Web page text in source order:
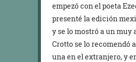
empezó con el poeta
presenté la edición
y se lo mostró a un muy
Crotto se lo recomendó
una en el extranjero, y